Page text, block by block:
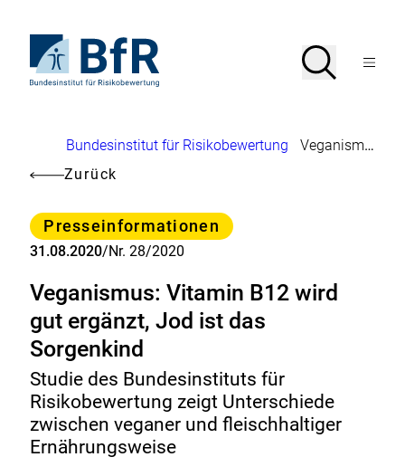
Seiteninhalt
springenStartseite
von
Suche
SucheMenü
Brotkrumennavigation
Bundesinstitut für Risikobewertung
Veganismus: Vitamin B12 wird gut ergänzt, Jod ist das Sorgenkind
Zurück
Kategorie
Presseinformationen
31.08.2020/Nr. 28/2020
Veganismus: Vitamin B12 wird
gut ergänzt, Jod ist das
Sorgenkind
Studie des Bundesinstituts für
Risikobewertung zeigt Unterschiede
zwischen veganer und fleischhaltiger
Ernährungsweise